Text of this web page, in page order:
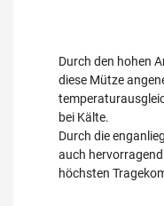
Durch den hohen
diese Mütze
bei Kälte.
Durch die
auch
höchsten